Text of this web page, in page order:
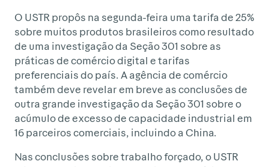
O USTR propôs na segunda-feira uma tarifa de 25%
sobre muitos produtos brasileiros como resultado
de uma investigação da Seção 301 sobre as
práticas de comércio digital e tarifas
preferenciais do país. A agência de comércio
também deve revelar em breve as conclusões de
outra grande investigação da Seção 301 sobre o
acúmulo de excesso de capacidade industrial em
16 parceiros comerciais, incluindo a China.
Nas conclusões sobre trabalho forçado, o USTR